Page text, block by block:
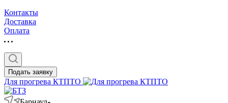
Контакты
Доставка
Оплата
Подать заявку
Для прогрева КТПТО